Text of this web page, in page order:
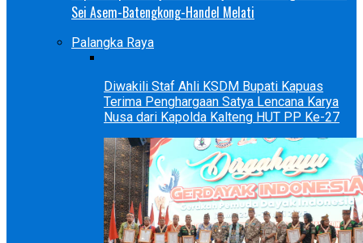
Sei Asem-Batengkong-Handel Melati
Palangka Raya
Diwakili Staf Ahli KSDM Bupati Kapuas
Terima Penghargaan Satya Lencana Karya
Nusa dari Kapolda Kalteng HUT PP Ke-27